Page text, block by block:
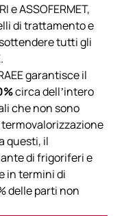
e ASSOFERMET,
di trattamento e
tutti gli
garantisce il
circa dell’intero
che non sono
questi, il
di frigoriferi e
in termini di
delle parti non